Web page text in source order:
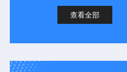
查看全部